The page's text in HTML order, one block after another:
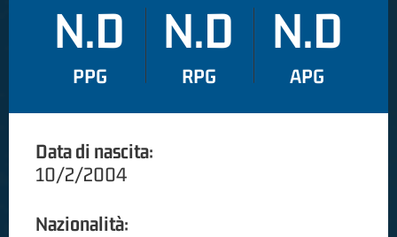
N.D
PPG
N.D
RPG
N.D
APG
Data di nascita:
10/2/2004
Nazionalità: